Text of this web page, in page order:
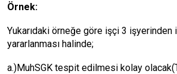
Örnek:
Yukarıdaki örneğe göre işçi 3 işyerinden
yararlanması halinde;
a.)MuhSGK tespit edilmesi kolay